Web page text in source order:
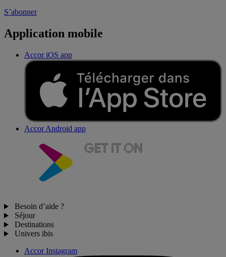
S’abonner
Application mobile
Accor iOS app
Accor Android app
Besoin d’aide ?
Séjour
Destinations
Univers ibis
Accor Instagram